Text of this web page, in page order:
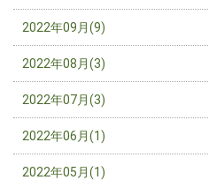
2022年09月(9)
2022年08月(3)
2022年07月(3)
2022年06月(1)
2022年05月(1)